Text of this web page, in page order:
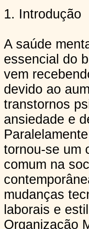
1. Introdução
A saúde
essencial do
vem
devido ao
transtornos
ansiedade e
tornou-se um
comum na
mudanças
laborais e
Organização